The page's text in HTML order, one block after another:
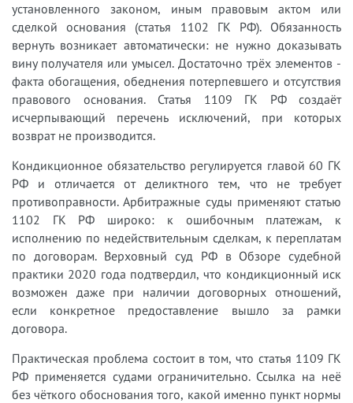
установленного законом, иным правовым актом или
сделкой основания (статья 1102 ГК РФ). Обязанность
вернуть возникает автоматически: не нужно доказывать
вину получателя или умысел. Достаточно трёх элементов -
факта обогащения, обеднения потерпевшего и отсутствия
правового основания. Статья 1109 ГК РФ создаёт
исчерпывающий перечень исключений, при которых
возврат не производится.
Кондикционное обязательство регулируется главой 60 ГК
РФ и отличается от деликтного тем, что не требует
противоправности. Арбитражные суды применяют статью
1102 ГК РФ широко: к ошибочным платежам, к
исполнению по недействительным сделкам, к переплатам
по договорам. Верховный суд РФ в Обзоре судебной
практики 2020 года подтвердил, что кондикционный иск
возможен даже при наличии договорных отношений,
если конкретное предоставление вышло за рамки
договора.
Практическая проблема состоит в том, что статья 1109 ГК
РФ применяется судами ограничительно. Ссылка на неё
без чёткого обоснования того, какой именно пункт нормы